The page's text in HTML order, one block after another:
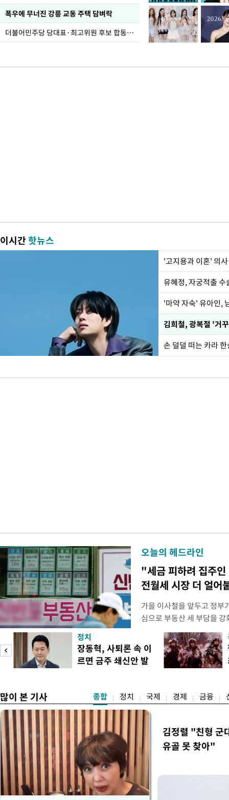
폭우에 무너진 강릉 교동 주택 담벼락
더불어민주당 당대표·최고위원 후보 합동연설회
이시간핫뉴스
'고지용과 이혼' 의
유혜정, 자궁적출
'마약 자숙' 유아인,
손 덜덜 떠는 카라
오늘의 헤드라인
"세금 피하려 집주인
전월세 시장 더 얼어
가을 이사철을 앞두고 정부
심으로 부동산 세 부담을
역 임차인들의 불안감이
이기 위해 보유 주택에 직
집을 비워줘야 하는 상황이
정부가 공급대책을 발표하
정치
장동혁, 사퇴론 속 이
르면 금주 쇄신안 발
많이 본 기사 종합 정치 국제 경제 금융
김정렬 "친형 군
유골 못 찾아"